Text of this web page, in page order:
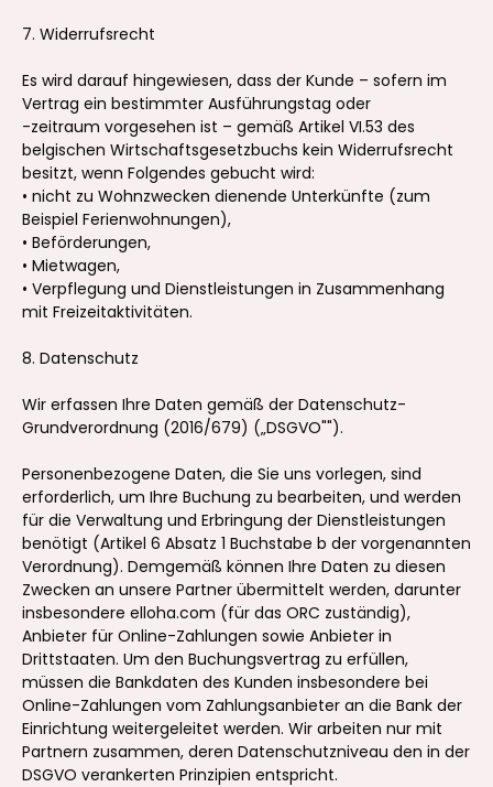
7. Widerrufsrecht
Es wird darauf hingewiesen, dass der Kunde – sofern im
Vertrag ein bestimmter Ausführungstag oder
-zeitraum vorgesehen ist – gemäß Artikel VI.53 des
belgischen Wirtschaftsgesetzbuchs kein Widerrufsrecht
besitzt, wenn Folgendes gebucht wird:
• nicht zu Wohnzwecken dienende Unterkünfte (zum
Beispiel Ferienwohnungen),
• Beförderungen,
• Mietwagen,
• Verpflegung und Dienstleistungen in Zusammenhang
mit Freizeitaktivitäten.
8. Datenschutz
Wir erfassen Ihre Daten gemäß der Datenschutz-
Grundverordnung (2016/679) („DSGVO"").
Personenbezogene Daten, die Sie uns vorlegen, sind
erforderlich, um Ihre Buchung zu bearbeiten, und werden
für die Verwaltung und Erbringung der Dienstleistungen
benötigt (Artikel 6 Absatz 1 Buchstabe b der vorgenannten
Verordnung). Demgemäß können Ihre Daten zu diesen
Zwecken an unsere Partner übermittelt werden, darunter
insbesondere elloha.com (für das ORC zuständig),
Anbieter für Online-Zahlungen sowie Anbieter in
Drittstaaten. Um den Buchungsvertrag zu erfüllen,
müssen die Bankdaten des Kunden insbesondere bei
Online-Zahlungen vom Zahlungsanbieter an die Bank der
Einrichtung weitergeleitet werden. Wir arbeiten nur mit
Partnern zusammen, deren Datenschutzniveau den in der
DSGVO verankerten Prinzipien entspricht.